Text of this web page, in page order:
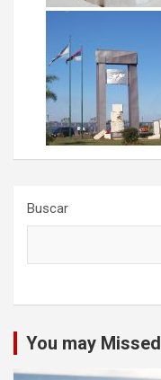
Buscar
You may Missed